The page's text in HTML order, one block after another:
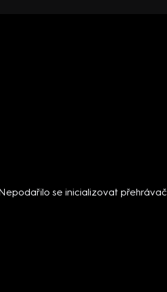
se inicializovat přehrávač